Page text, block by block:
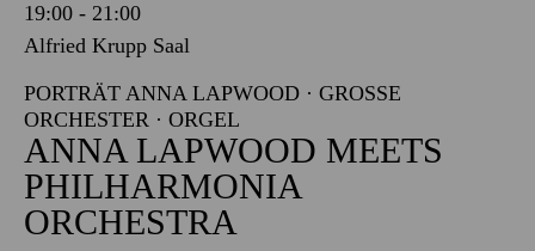
19:00 - 21:00
Alfried Krupp Saal
PORTRÄT ANNA LAPWOOD · GROSSE O
RCHESTER · ORGEL
ANNA LAPWOOD MEETS
PHILHARMONIA
ORCHESTRA